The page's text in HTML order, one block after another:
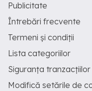
Publicitate
Întrebări frecvente
Termeni și condiții
Lista categoriilor
Siguranța tranzacțiilor
Modifică setările de